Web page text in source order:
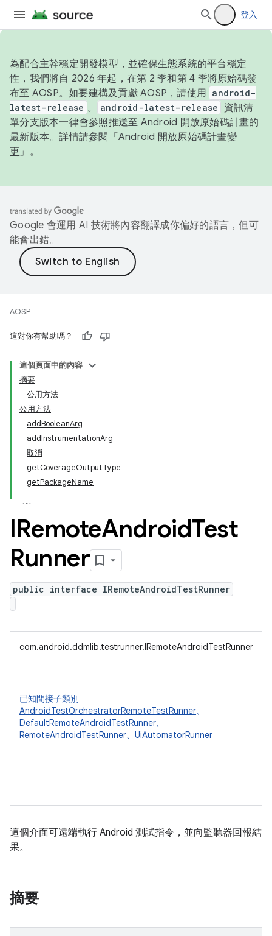
登入
為配合主幹穩定開發模型，並確保生態系統的平台穩定
性，我們將自 2026 年起，在第 2 季和第 4 季將原始碼發
布至 AOSP。如要建構及貢獻 AOSP，請使用 android-
latest-release 。 android-latest-release
資訊清
單分支版本一律會參照推送至 Android 開放原始碼計畫的
最新版本。詳情請參閱「 Android 開放原始碼計畫變
更 」。
Google 會運用 AI 技術將內容翻譯成你偏好的語言，但可
能會出錯。
AOSP
這對你有幫助嗎？
這個頁面中的內容
摘要
公用方法
公用方法
addBooleanArg
addInstrumentationArg
取消
getCoverageOutputType
getPackageName
IRemoteAndroidTest
Runner
public interface IRemoteAndroidTestRunner
com.android.ddmlib.testrunner.IRemoteAndroidTestRunner
已知間接子類別
AndroidTestOrchestratorRemoteTestRunner、
DefaultRemoteAndroidTestRunner、
RemoteAndroidTestRunner、 UiAutomatorRunner
這個介面可遠端執行 Android 測試指令，並向監聽器回報結
果。
摘要